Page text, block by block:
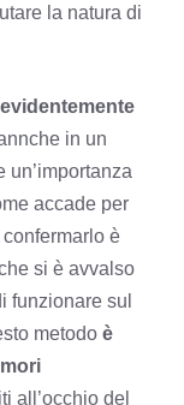
la natura di
in un
un’importanza
accade per
è
si è avvalso
funzionare sul
metodo è
all’occhio del